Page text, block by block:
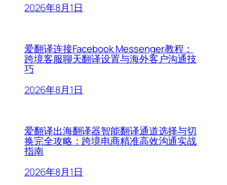
2026年8月1日
爱翻译连接Facebook Messenger教程：
跨境客服聊天翻译设置与海外客户沟通技
巧
2026年8月1日
爱翻译出海翻译器智能翻译通道选择与切
换完全攻略：跨境电商精准高效沟通实战
指南
2026年8月1日